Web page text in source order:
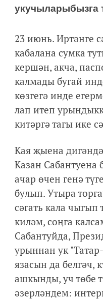
укучыларыбызга
23 июнь. Иртәнге
кабалана сумка
кершән, акча,
калмады бугай
көзгегә инде
лап итеп
китәргә тагы ике
Кая җыена
Казан Сабантуена
ачар өчен генә
булып. Утыра
сәгать кала чыгып
киләм, соңга
Сабантуйда,
урыннан ук
язасын да белгәч,
ашкынды, уч төбе
әзерләндем: